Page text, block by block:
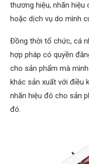
thương hiệu, nhãn hiệu
hoặc dịch vụ do mình
Đồng thời tổ chức, cá
hợp pháp có quyền
cho sản phẩm mà
khác sản xuất với điều
nhãn hiệu đó cho sản
đó.